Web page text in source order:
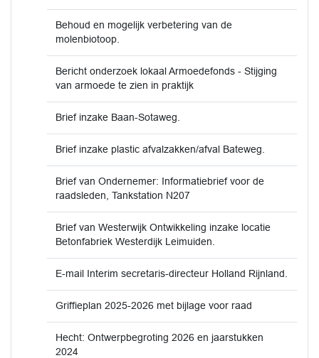
Behoud en mogelijk verbetering van de
molenbiotoop.
Bericht onderzoek lokaal Armoedefonds - Stijging
van armoede te zien in praktijk
Brief inzake Baan-Sotaweg.
Brief inzake plastic afvalzakken/afval Bateweg.
Brief van Ondernemer: Informatiebrief voor de
raadsleden, Tankstation N207
Brief van Westerwijk Ontwikkeling inzake locatie
Betonfabriek Westerdijk Leimuiden.
E-mail Interim secretaris-directeur Holland Rijnland.
Griffieplan 2025-2026 met bijlage voor raad
Hecht: Ontwerpbegroting 2026 en jaarstukken
2024